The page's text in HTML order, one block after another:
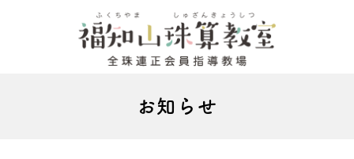
お知らせ